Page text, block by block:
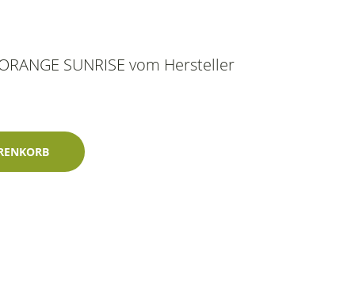
SUNRISE vom Hersteller
60ml Lechler-Einschichtlack Menge